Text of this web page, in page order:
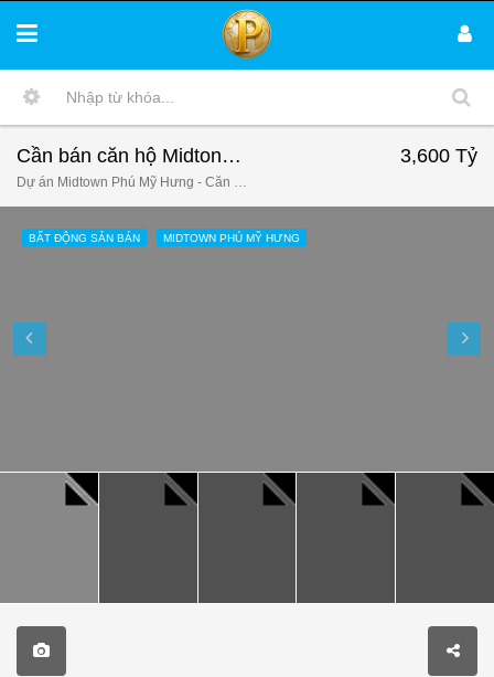
Cần bán căn hộ Midtonw Phú Mỹ Hưng, The Symphony. Căn 1 phòng ngủ giá tốt nhất. LH: 0941249229.
Dự án Midtown Phú Mỹ Hưng - Căn hộ Sakura Park Quận 7, Đường số 16, Tân Phú, Quận 7, Hồ Chí Minh, Việt Nam
3,600 Tỷ
BẤT ĐỘNG SẢN BÁN MIDTOWN PHÚ MỸ HƯNG